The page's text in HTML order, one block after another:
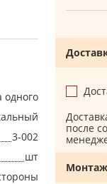
одного
3-002
шт
после
Монтаж